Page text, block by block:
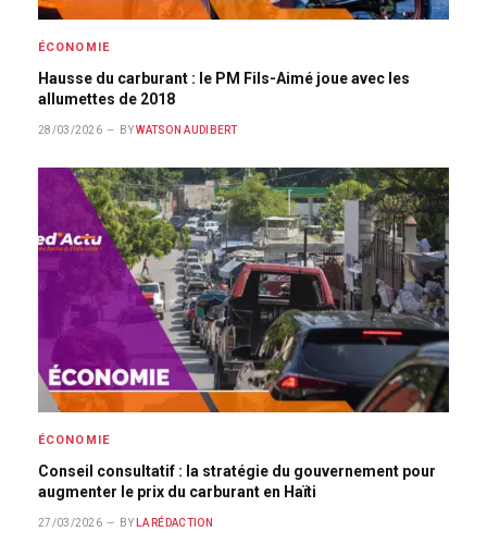
ÉCONOMIE
Hausse du carburant : le PM Fils-Aimé joue avec les
allumettes de 2018
28/03/2026 BY WATSON AUDIBERT
ÉCONOMIE
Conseil consultatif : la stratégie du gouvernement pour
augmenter le prix du carburant en Haïti
27/03/2026 BY LA RÉDACTION